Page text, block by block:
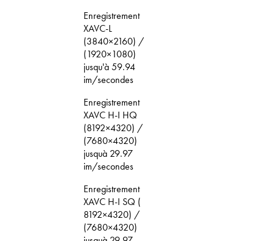
Enregistrement
XAVC-L
(3840×2160) /
(1920×1080)
jusqu'à 59.94
im/secondes
Enregistrement
XAVC H-I HQ
(8192×4320) /
(7680×4320)
jusquà 29.97
im/secondes
Enregistrement
XAVC H-I SQ (
8192×4320) /
(7680×4320)